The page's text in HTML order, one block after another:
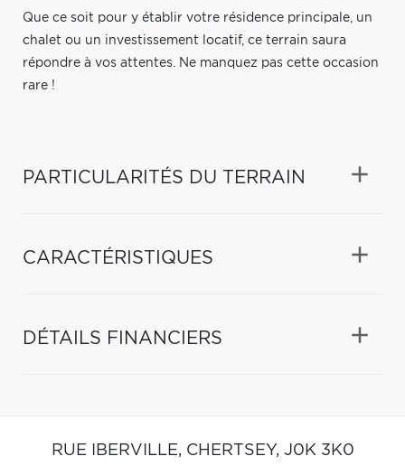
Que ce soit pour y établir votre résidence principale, un
chalet ou un investissement locatif, ce terrain saura
répondre à vos attentes. Ne manquez pas cette occasion
rare !
PARTICULARITÉS DU TERRAIN
CARACTÉRISTIQUES
DÉTAILS FINANCIERS
RUE IBERVILLE, CHERTSEY, J0K 3K0